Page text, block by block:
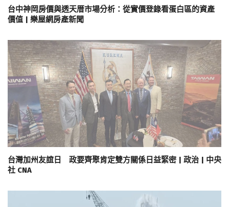
台中神岡房價與透天厝市場分析：從實價登錄看蛋白區的資產
價值 | 樂屋網房產新聞
台灣加州友誼日 政要齊聚肯定雙方關係日益緊密 | 政治 | 中央
社 CNA